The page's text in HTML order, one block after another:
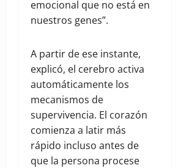
emocional que no está en
nuestros genes”.
A partir de ese instante,
explicó, el cerebro activa
automáticamente los
mecanismos de
supervivencia. El corazón
comienza a latir más
rápido incluso antes de
que la persona procese